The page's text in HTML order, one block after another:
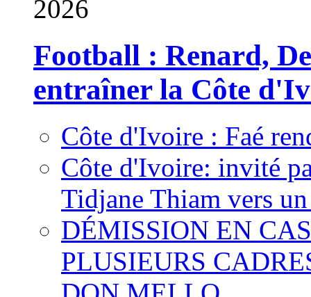
2026
Football : Renard,
entraîner la Côte
Côte d'Ivoire : Faé
Côte d'Ivoire: invité
Tidjane Thiam vers
DÉMISSION EN
PLUSIEURS